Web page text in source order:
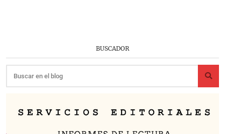
BUSCADOR